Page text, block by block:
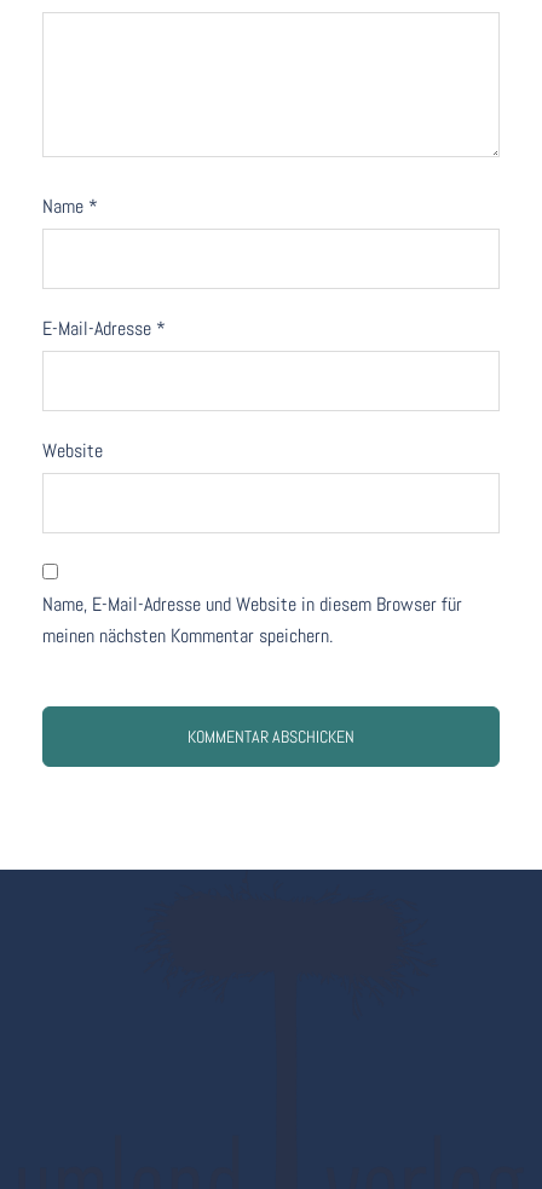
Name *
E-Mail-Adresse *
Website
Name, E-Mail-Adresse und Website in diesem Browser für
meinen nächsten Kommentar speichern.